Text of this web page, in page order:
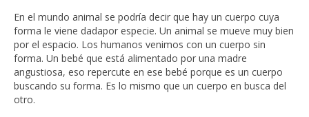
En el mundo animal se podría decir que hay un cuerpo cuya
forma le viene dadapor especie. Un animal se mueve muy bien
por el espacio. Los humanos venimos con un cuerpo sin
forma. Un bebé que está alimentado por una madre
angustiosa, eso repercute en ese bebé porque es un cuerpo
buscando su forma. Es lo mismo que un cuerpo en busca del
otro.